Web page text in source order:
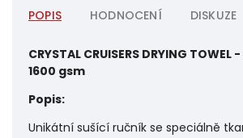
POPIS HODNOCENÍ DISKUZE
CRYSTAL CRUISERS DRYING
1600 gsm
Popis:
Unikátní sušící ručník se speciálně